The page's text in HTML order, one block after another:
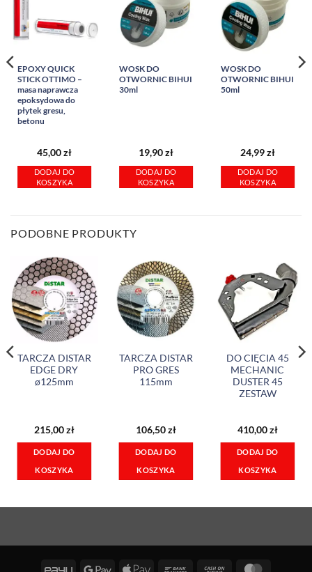
EPOXY QUICK
STICK OTTIMO –
masa naprawcza
epoksydowa do
płytek gresu,
betonu
45,00zł
DODAJ DO
KOSZYKA
WOSK DO
OTWORNIC BIHUI
30ml
19,90zł
DODAJ DO
KOSZYKA
WOSK DO
OTWORNIC BIHUI
50ml
24,99zł
DODAJ DO
KOSZYKA
PODOBNE PRODUKTY
TARCZA DISTAR
EDGE DRY
ø125mm
215,00zł
DODAJ DO
KOSZYKA
TARCZA DISTAR
PRO GRES
115mm
106,50zł
DODAJ DO
KOSZYKA
DO CIĘCIA 45
MECHANIC
DUSTER 45
ZESTAW
410,00zł
DODAJ DO
KOSZYKA
PayU Google Apple Bank Cash